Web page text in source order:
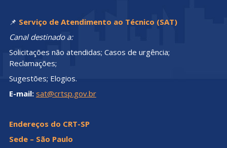
📌 Serviço de Atendimento ao Técnico (SAT)
Canal destinado a:
Solicitações não atendidas; Casos de urgência;
Reclamações;
Sugestões; Elogios.
E-mail: sat@crtsp.gov.br
Endereços do CRT-SP
Sede – São Paulo